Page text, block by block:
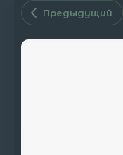
Предыдущий